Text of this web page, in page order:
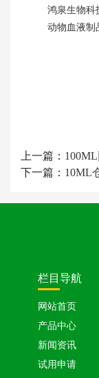
鸿泉生物
动物血液制
上一篇：
下一篇： 10ML
栏目导航
网站首页
产品中心
新闻资讯
试用申请